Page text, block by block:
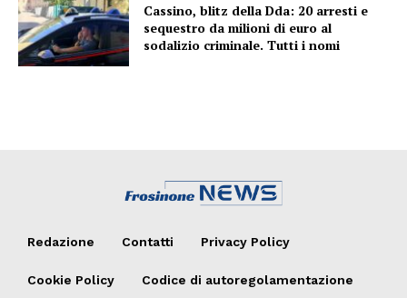
Cassino, blitz della Dda: 20 arresti e
sequestro da milioni di euro al
sodalizio criminale. Tutti i nomi
Redazione Contatti Privacy Policy
Cookie Policy Codice di autoregolamentazione